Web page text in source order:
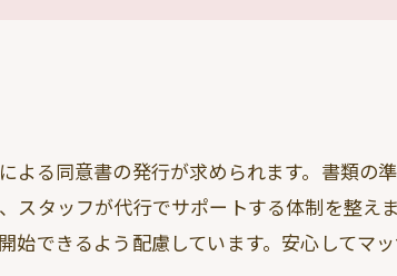
よる同意書の発行が求められます。書類の
スタッフが代行でサポートする体制を整え
始できるよう配慮しています。安心してマ